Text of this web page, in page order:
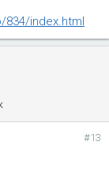
834/index.html
#13